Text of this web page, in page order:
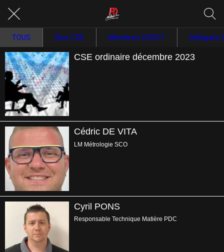
TOUS Élus CSE Membres CSSCT Délégués
CSE ordinaire décembre 2023
Cédric DE VITA
LM Métrologie SCO
Cyril PONS
Responsable Technique Matière PDC